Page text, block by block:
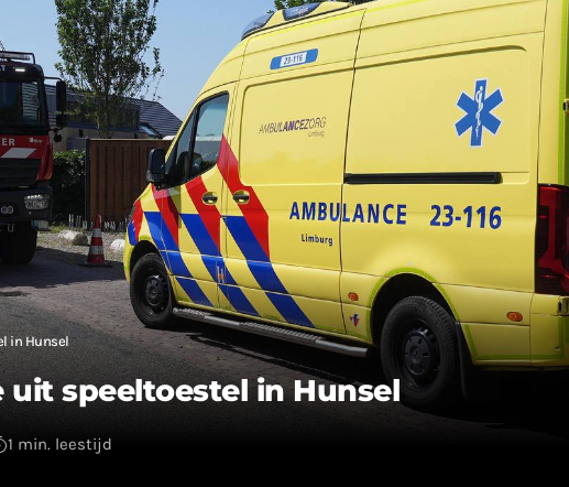
in Hunsel
speeltoestel in Hunsel
1 min. leestijd